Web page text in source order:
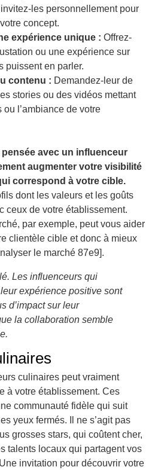
les personnellement pour
concept.
expérience unique : Offrez-
ou une expérience sur
puissent en parler.
contenu : Demandez-leur de
stories ou des vidéos mettant
l’ambiance de votre
avec un influenceur
augmenter votre visibilité
correspond à votre cible.
dont les valeurs et les goûts
ceux de votre établissement.
par exemple, peut vous aider
clientèle cible et donc à mieux
le marché 87e9].
Les influenceurs qui
expérience positive sont
d’impact sur leur
la collaboration semble
culinaires peut vraiment
à votre établissement. Ces
communauté fidèle qui suit
yeux fermés. Il ne s’agit pas
grosses stars, qui coûtent cher,
talents locaux qui partagent vos
invitation pour découvrir votre